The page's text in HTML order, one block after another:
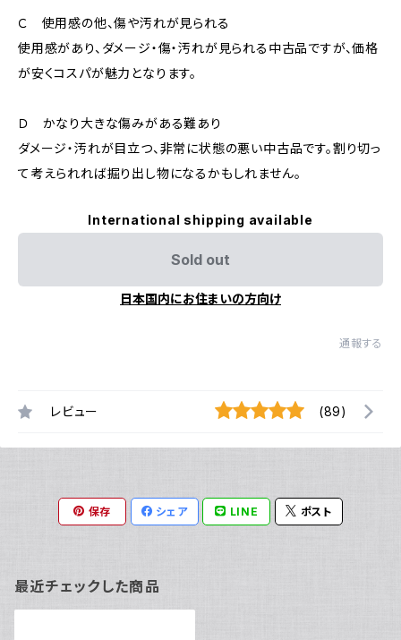
Ｃ 使用感の他、傷や汚れが見られる
使用感があり、ダメージ・傷・汚れが見られる中古品ですが、価格
が安くコスパが魅力となります。
Ｄ かなり大きな傷みがある難あり
ダメージ・汚れが目立つ、非常に状態の悪い中古品です。割り切っ
て考えられれば掘り出し物になるかもしれません。
International shipping available
Sold out
日本国内にお住まいの方向け
通報する
レビュー (89)
保存 シェア LINE ポスト
最近チェックした商品